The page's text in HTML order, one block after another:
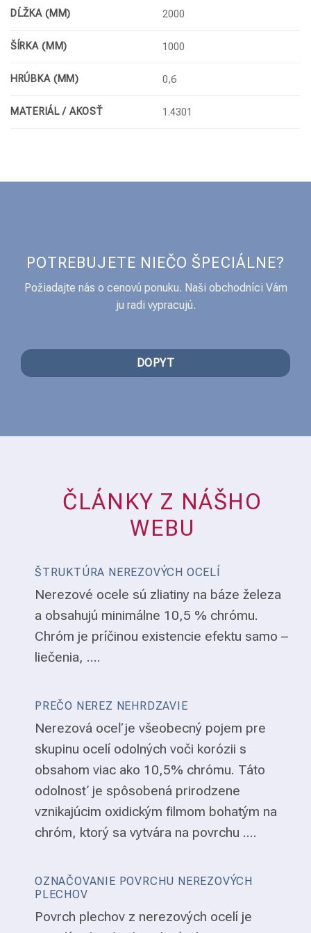
DĹŽKA (MM) 2000
ŠÍRKA (MM) 1000
HRÚBKA (MM) 0,6
MATERIÁL / AKOSŤ 1.4301
POTREBUJETE NIEČO ŠPECIÁLNE?
Požiadajte nás o cenovú ponuku. Naši obchodníci Vám
ju radi vypracujú.
DOPYT
ČLÁNKY Z NÁŠHO
WEBU
ŠTRUKTÚRA NEREZOVÝCH OCELÍ
Nerezové ocele sú zliatiny na báze železa
a obsahujú minimálne 10,5 % chrómu.
Chróm je príčinou existencie efektu samo –
liečenia, ....
PREČO NEREZ NEHRDZAVIE
Nerezová oceľ je všeobecný pojem pre
skupinu ocelí odolných voči korózii s
obsahom viac ako 10,5% chrómu. Táto
odolnosť je spôsobená prirodzene
vznikajúcim oxidickým filmom bohatým na
chróm, ktorý sa vytvára na povrchu ....
OZNAČOVANIE POVRCHU NEREZOVÝCH
PLECHOV
Povrch plechov z nerezových ocelí je